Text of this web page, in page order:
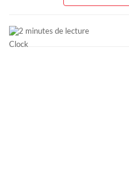
2 minutes de lecture